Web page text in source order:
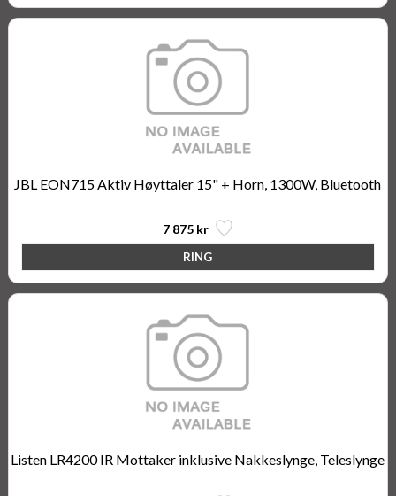
JBL EON715 Aktiv Høyttaler 15" + Horn, 1300W, Bluetooth
7 875 kr
Listen LR4200 IR Mottaker inklusive Nakkeslynge, Teleslynge